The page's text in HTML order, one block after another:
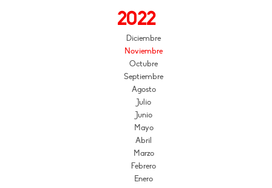
2022
Diciembre
Noviembre
Octubre
Septiembre
Agosto
Julio
Junio
Mayo
Abril
Marzo
Febrero
Enero